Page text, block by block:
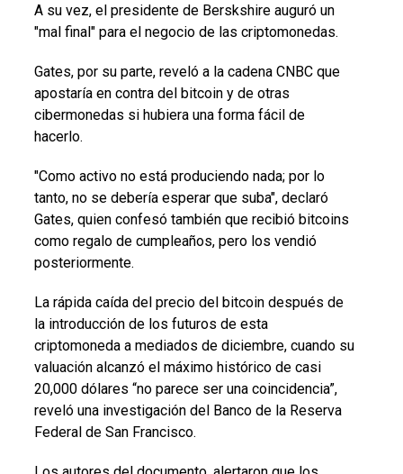
A su vez, el presidente de Berskshire auguró un
"mal final" para el negocio de las criptomonedas.
Gates, por su parte, reveló a la cadena CNBC que
apostaría en contra del bitcoin y de otras
cibermonedas si hubiera una forma fácil de
hacerlo.
"Como activo no está produciendo nada; por lo
tanto, no se debería esperar que suba", declaró
Gates, quien confesó también que recibió bitcoins
como regalo de cumpleaños, pero los vendió
posteriormente.
La rápida caída del precio del bitcoin después de
la introducción de los futuros de esta
criptomoneda a mediados de diciembre, cuando su
valuación alcanzó el máximo histórico de casi
20,000 dólares “no parece ser una coincidencia”,
reveló una investigación del Banco de la Reserva
Federal de San Francisco.